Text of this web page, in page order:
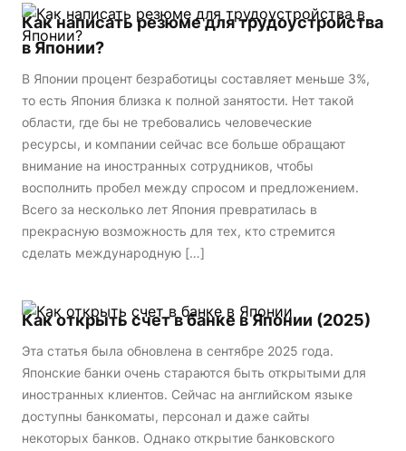
Как написать резюме для трудоустройства
в Японии?
В Японии процент безработицы составляет меньше 3%,
то есть Япония близка к полной занятости. Нет такой
области, где бы не требовались человеческие
ресурсы, и компании сейчас все больше обращают
внимание на иностранных сотрудников, чтобы
восполнить пробел между спросом и предложением.
Всего за несколько лет Япония превратилась в
прекрасную возможность для тех, кто стремится
сделать международную […]
Как открыть счет в банке в Японии (2025)
Эта статья была обновлена в сентябре 2025 года.
Японские банки очень стараются быть открытыми для
иностранных клиентов. Сейчас на английском языке
доступны банкоматы, персонал и даже сайты
некоторых банков. Однако открытие банковского